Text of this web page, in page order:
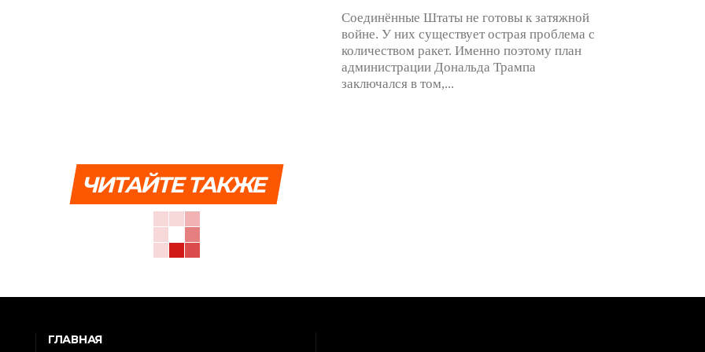
Соединённые Штаты не готовы к затяжной
войне. У них существует острая проблема с
количеством ракет. Именно поэтому план
администрации Дональда Трампа
заключался в том,...
ЧИТАЙТЕ ТАКЖЕ
ГЛАВНАЯ